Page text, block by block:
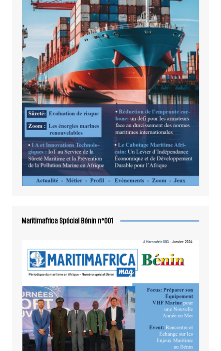
Maritimafrica Spécial Bénin n°001